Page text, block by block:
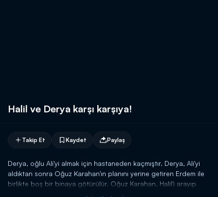
Halil ve Derya karşı karşıya!
Takip Et Kaydet Paylaş
Derya, oğlu Ali'yi almak için hastaneden kaçmıştır. Derya, Ali'yi
aldıktan sonra Oğuz Karahan'ın planını yerine getiren Erdem ile
birlikte boş bir binaya götürülür. Oğuz Karahan, Halil'i arayıp